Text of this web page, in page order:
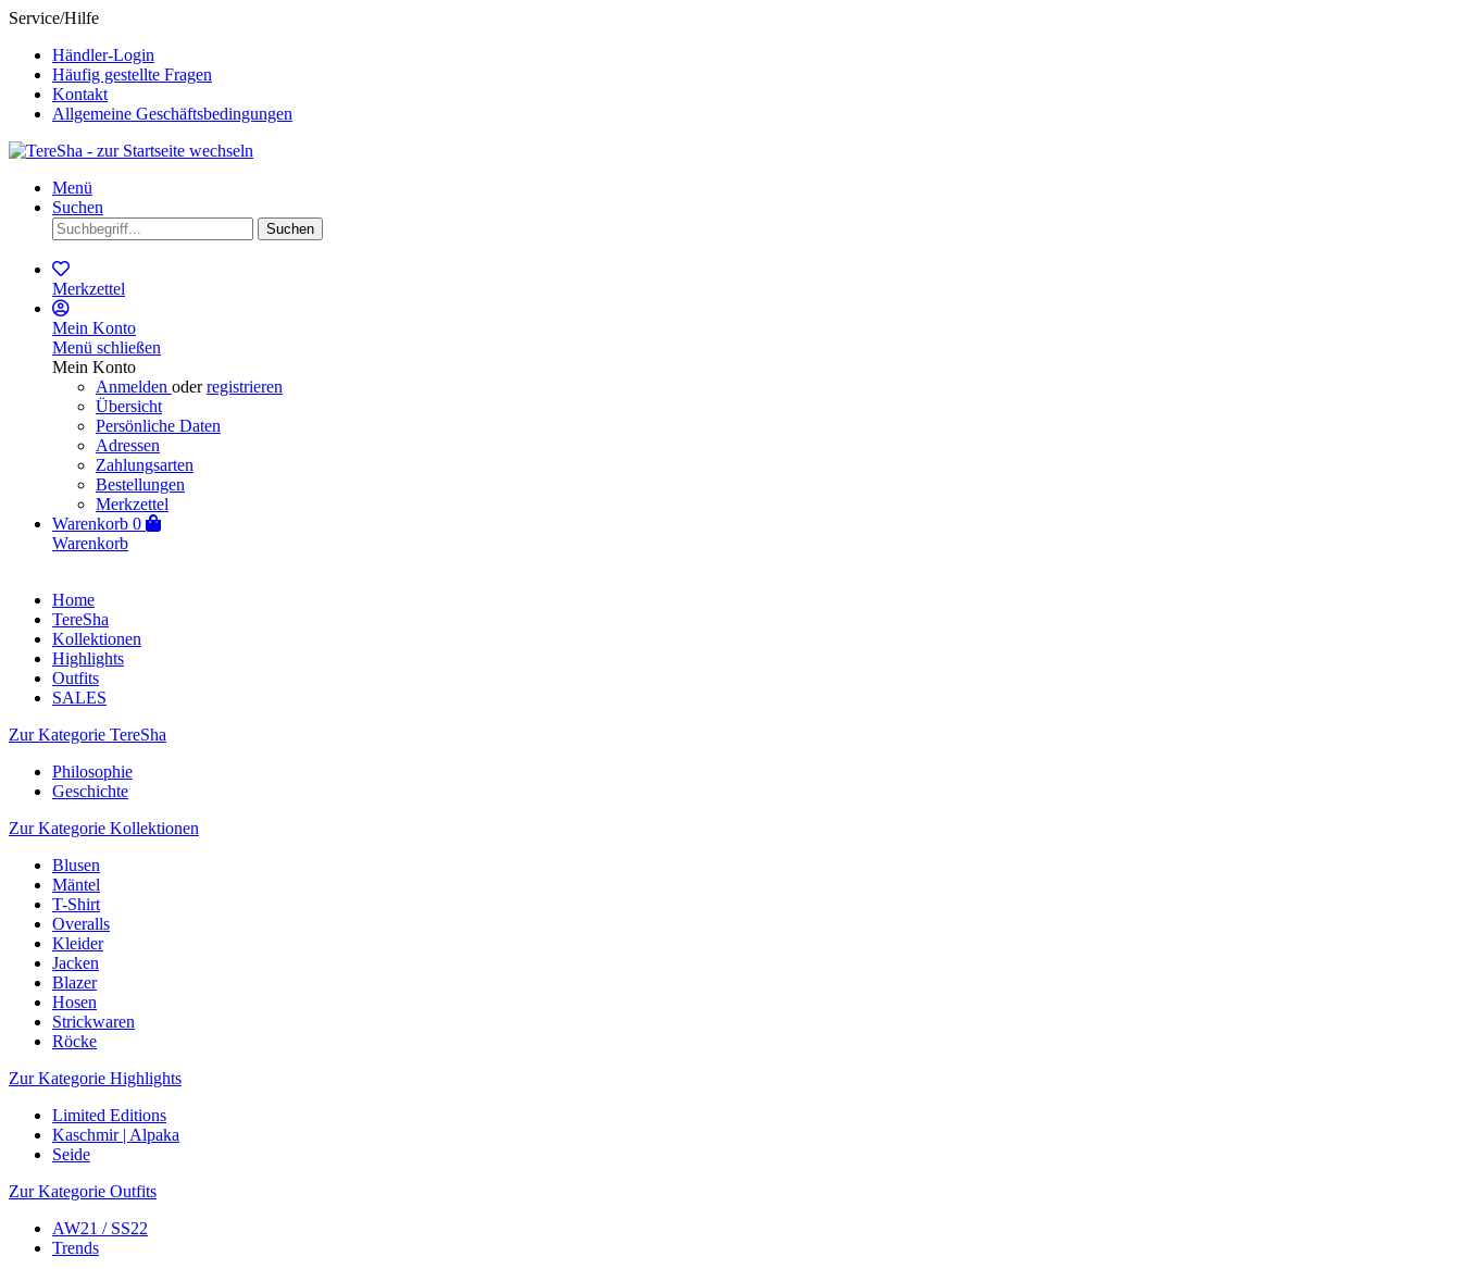
Service/Hilfe
Händler-Login
Häufig gestellte Fragen
Kontakt
Allgemeine Geschäftsbedingungen
Menü
Suchen
Suchen
Merkzettel
Mein Konto
Menü schließen
Mein Konto
Anmelden oderregistrieren
Übersicht
Persönliche Daten
Adressen
Zahlungsarten
Bestellungen
Merkzettel
Warenkorb 0
Warenkorb
Home
TereSha
Kollektionen
Highlights
Outfits
SALES
Zur Kategorie TereSha
Philosophie
Geschichte
Zur Kategorie Kollektionen
Blusen
Mäntel
T-Shirt
Overalls
Kleider
Jacken
Blazer
Hosen
Strickwaren
Röcke
Zur Kategorie Highlights
Limited Editions
Kaschmir | Alpaka
Seide
Zur Kategorie Outfits
AW21 / SS22
Trends